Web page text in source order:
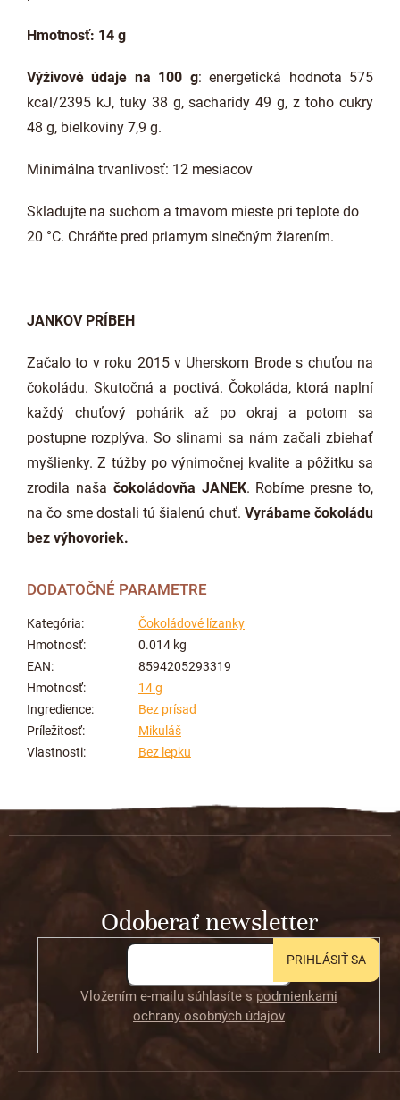
Hmotnosť: 14 g
Výživové údaje na 100 g: energetická hodnota 575
kcal/2395 kJ, tuky 38 g, sacharidy 49 g, z toho cukry
48 g, bielkoviny 7,9 g.
Minimálna trvanlivosť: 12 mesiacov
Skladujte na suchom a tmavom mieste pri teplote do
20 °C. Chráňte pred priamym slnečným žiarením.
JANKOV PRÍBEH
Začalo to v roku 2015 v Uherskom Brode s chuťou na
čokoládu. Skutočná a poctivá. Čokoláda, ktorá naplní
každý chuťový pohárik až po okraj a potom sa
postupne rozplýva. So slinami sa nám začali zbiehať
myšlienky. Z túžby po výnimočnej kvalite a pôžitku sa
zrodila naša čokoládovňa JANEK. Robíme presne to,
na čo sme dostali tú šialenú chuť. Vyrábame čokoládu
bez výhovoriek.
DODATOČNÉ PARAMETRE
Kategória:
Čokoládové lízanky
Hmotnosť:
0.014 kg
EAN:
8594205293319
Hmotnosť:
14 g
Ingredience:
Bez prísad
Príležitosť:
Mikuláš
Vlastnosti: Bez lepku
Z
Odoberať newsletter
Vložením e-mailu súhlasíte s podmienkami
ochrany osobných údajov
PRIHLÁSIŤ SA